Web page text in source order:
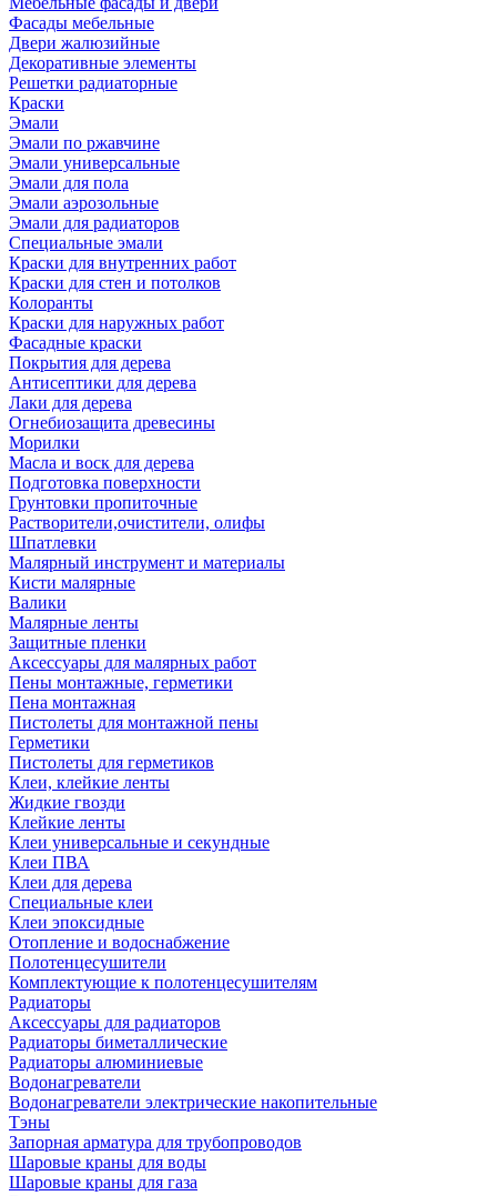
Фасады мебельные
Двери жалюзийные
Декоративные элементы
Решетки радиаторные
Краски
Эмали
Эмали по ржавчине
Эмали универсальные
Эмали для пола
Эмали аэрозольные
Эмали для радиаторов
Специальные эмали
Краски для внутренних работ
Краски для стен и потолков
Колоранты
Краски для наружных работ
Фасадные краски
Покрытия для дерева
Антисептики для дерева
Лаки для дерева
Огнебиозащита древесины
Морилки
Масла и воск для дерева
Подготовка поверхности
Грунтовки пропиточные
Растворители,очистители, олифы
Шпатлевки
Малярный инструмент и материалы
Кисти малярные
Валики
Малярные ленты
Защитные пленки
Аксессуары для малярных работ
Пены монтажные, герметики
Пена монтажная
Пистолеты для монтажной пены
Герметики
Пистолеты для герметиков
Клеи, клейкие ленты
Жидкие гвозди
Клейкие ленты
Клеи универсальные и секундные
Клеи ПВА
Клеи для дерева
Специальные клеи
Клеи эпоксидные
Отопление и водоснабжение
Полотенцесушители
Комплектующие к полотенцесушителям
Радиаторы
Аксессуары для радиаторов
Радиаторы биметаллические
Радиаторы алюминиевые
Водонагреватели
Водонагреватели электрические накопительные
Тэны
Запорная арматура для трубопроводов
Шаровые краны для воды
Шаровые краны для газа